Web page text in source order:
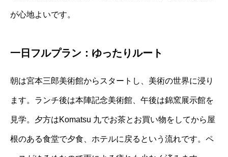
が心地よいです。
一日フルプラン：ゆったりルート
朝は宮本三郎美術館からスタートし、美術の世界に浸り
ます。ランチ後は本陣記念美術館、午後は錦窯展示館を
見学。夕方はKomatsu 九でお茶とお買い物をしてから屋
根のある食堂で夕食、ホテルに戻るという流れです。ペ